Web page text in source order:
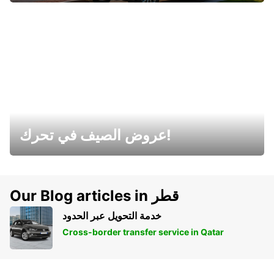
عروض الصيف في تحرك!
Our Blog articles in قطر
خدمة التحويل عبر الحدود
Cross-border transfer service in Qatar